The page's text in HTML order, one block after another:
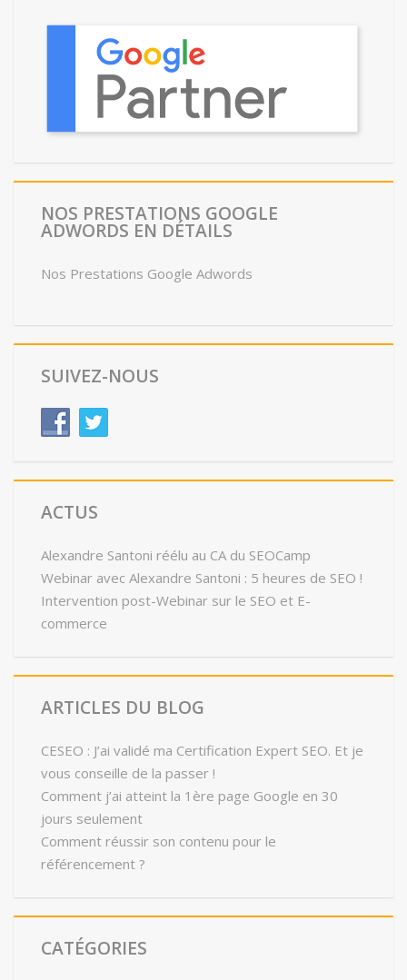
NOS PRESTATIONS GOOGLE
ADWORDS EN DÉTAILS
Nos Prestations Google Adwords
SUIVEZ-NOUS
ACTUS
Alexandre Santoni réélu au CA du SEOCamp
Webinar avec Alexandre Santoni : 5 heures de SEO !
Intervention post-Webinar sur le SEO et E-
commerce
ARTICLES DU BLOG
CESEO : J’ai validé ma Certification Expert SEO. Et je
vous conseille de la passer !
Comment j’ai atteint la 1ère page Google en 30
jours seulement
Comment réussir son contenu pour le
référencement ?
CATÉGORIES